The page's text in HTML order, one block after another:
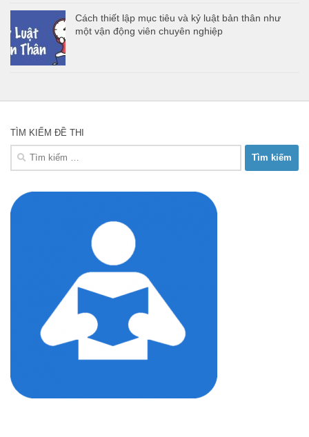
Cách thiết lập mục tiêu và kỷ luật bản thân như
một vận động viên chuyên nghiệp
TÌM KIẾM ĐỀ THI
Tìm